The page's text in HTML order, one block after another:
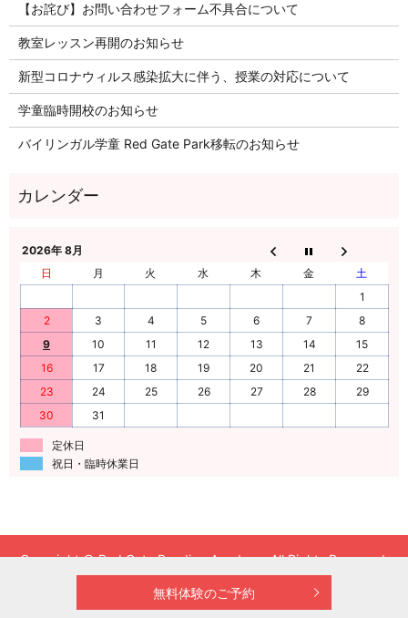
無料体験のご予約
【お詫び】お問い合わせフォーム不具合について
教室レッスン再開のお知らせ
新型コロナウィルス感染拡大に伴う、授業の対応について
学童臨時開校のお知らせ
バイリンガル学童 Red Gate Park移転のお知らせ
2026年 8月
日
月 火 水 木 金
土
1
2
3 4 5 6 7
8
9
10 11 12 13 14
15
16
17 18 19 20 21
22
23
24 25 26 27 28
29
30
31
定休日
祝日・臨時休業日
Copyright © Red Gate Reading Academy All Rights Reserved.
す】